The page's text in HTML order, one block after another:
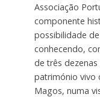
Associação
componente
possibilidade
conhecendo,
de três
património vivo
Magos, numa